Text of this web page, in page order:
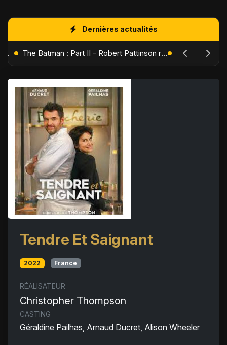
Dernières actualités
L'Âge de Glace : Le Réveil du Volcan – Manny, Sid et Diego de retour pour une aventure explosive The Batman : Part II – Robert Pattinson replonge dans les ténèbres de Gotham dès octobre 2027
Tendre Et Saignant
2022 France
RÉALISATEUR
Christopher Thompson
CASTING
Géraldine Pailhas, Arnaud Ducret, Alison Wheeler